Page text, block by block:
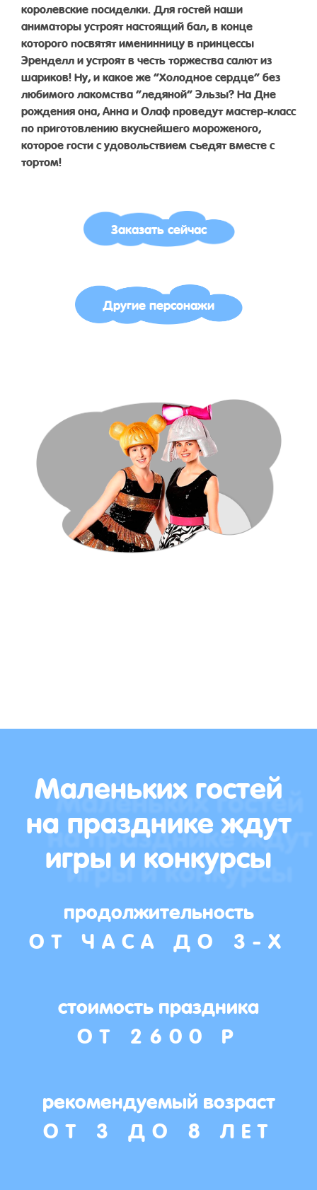
королевские посиделки. Для гостей наши
аниматоры устроят настоящий бал, в конце
которого посвятят именинницу в принцессы
Эренделл и устроят в честь торжества салют из
шариков! Ну, и какое же “Холодное сердце” без
любимого лакомства “ледяной” Эльзы? На Дне
рождения она, Анна и Олаф проведут мастер-класс
по приготовлению вкуснейшего мороженого,
которое гости с удовольствием съедят вместе с
тортом!
Заказать сейчас
Другие персонажи
Маленьких гостей
на празднике ждут
игры и конкурсы
продолжительность
ОТ ЧАСА ДО 3-Х
стоимость праздника
ОТ 2600 Р
рекомендуемый возраст
ОТ 3 ДО 8 ЛЕТ